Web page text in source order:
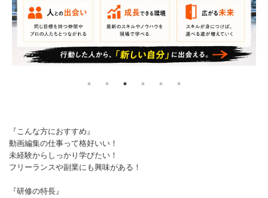
『こんな方におすすめ』
動画編集の仕事って格好いい！
未経験からしっかり学びたい！
フリーランスや副業にも興味がある！
『研修の特長』